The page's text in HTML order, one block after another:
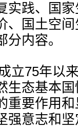
实践、国
、国土空
内容。
立75年以
生态基本
重要作用
强意志和